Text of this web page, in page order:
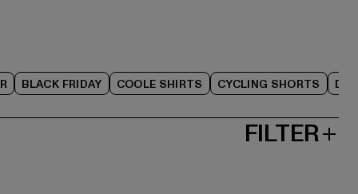
BLACK FRIDAY COOLE SHIRTS CYCLING SHORTS
FILTER